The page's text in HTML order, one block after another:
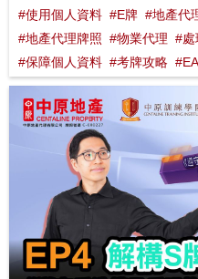
#使用個人資料 #E牌 #地產代
#地產代理牌照 #物業代理 #處
#保障個人資料 #考牌攻略